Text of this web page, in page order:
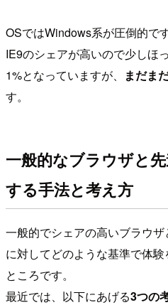
OSではWindows系が圧倒的です
IE9のシェアが高いので少しほ
1%となっていますが、
まだま
す。
一般的なブラウザと
する手法と考え方
一般的でシェアの高いブラウ
に対してどのような基準で体
ところです。
最近では、以下にあげる3つの